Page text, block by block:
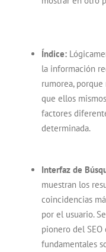
Índice:
la información
rumorea,
que ellos
factores
determinada.
Interfaz de
muestran los
coincidencias
por el usuario.
pionero del SEO
fundamentales